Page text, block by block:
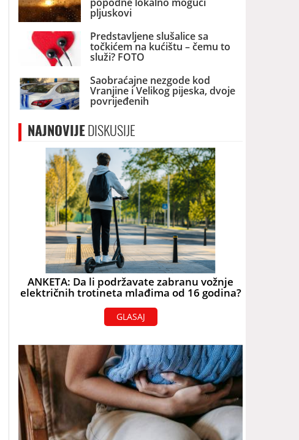
pljuskovi
Predstavljene slušalice sa
točkićem na kućištu – čemu to
služi? FOTO
Saobraćajne nezgode kod
Vranjine i Velikog pijeska, dvoje
povrijeđenih
NAJNOVIJEDISKUSIJE
ANKETA: Da li podržavate zabranu vožnje
električnih trotineta mlađima od 16 godina?
GLASAJ